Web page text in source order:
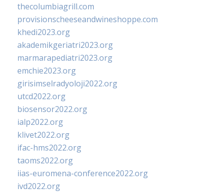
thecolumbiagrill.com
provisionscheeseandwineshoppe.com
khedi2023.org
akademikgeriatri2023.org
marmarapediatri2023.org
emchie2023.org
girisimselradyoloji2022.org
utcd2022.org
biosensor2022.org
ialp2022.org
klivet2022.org
ifac-hms2022.org
taoms2022.org
iias-euromena-conference2022.org
ivd2022.org